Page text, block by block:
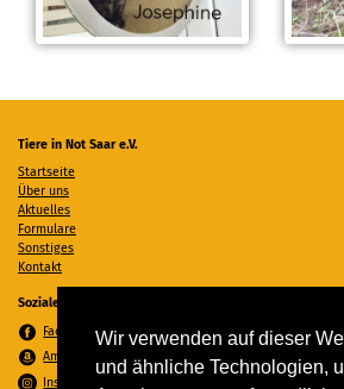
Wir verwenden auf dieser
und ähnliche Technologien,
Tiere in Not Saar e.V.
Startseite
Über uns
Aktuelles
Formulare
Sonstiges
Kontakt
Soziale Medien
Facebook
Amazon Wunschzettel
Instagram